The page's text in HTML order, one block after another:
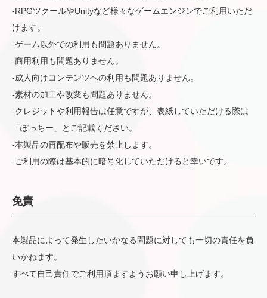
-RPGツクールやUnityなど様々なゲームエンジンでご利用いただ
けます。
-ゲーム以外での利用も問題ありません。
-商用利用も問題ありません。
-成人向けコンテンツへの利用も問題ありません。
-素材の加工や改変も問題ありません。
-クレジットや利用報告は任意ですが、表紙していただける際は
「ぽっちー」とご記載ください。
-本製品の再配布や販売を禁止します。
-ご利用の際は基本的に暗号化していただけると幸いです。
免責
本製品によって発生したいかなる問題に対しても一切の責任を負
いかねます。
すべて自己責任でご利用頂ますようお願い申し上げます。